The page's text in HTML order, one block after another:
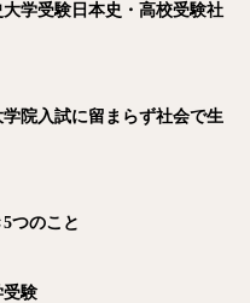
学受験日本史・高校受験社
院入試に留まらず社会で生
つのこと
受験